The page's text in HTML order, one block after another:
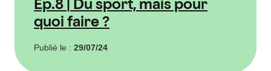
Ep.8 | Du sport, mais pour
quoi faire ?
Publié le : 29/07/24